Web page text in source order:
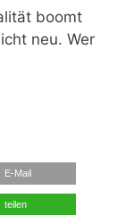
boomt
neu. Wer
E-Mail
teilen